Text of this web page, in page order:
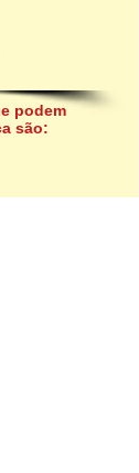
podem
são: